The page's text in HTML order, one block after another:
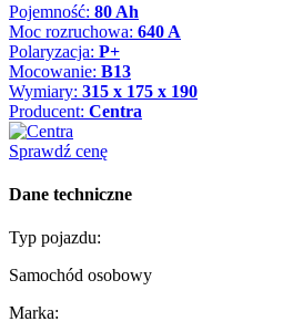
Pojemność: 80 Ah
Moc rozruchowa: 640 A
Polaryzacja: P+
Mocowanie: B13
Wymiary: 315 x 175 x 190
Producent: Centra
Sprawdź cenę
Dane techniczne
Typ pojazdu:
Samochód osobowy
Marka: